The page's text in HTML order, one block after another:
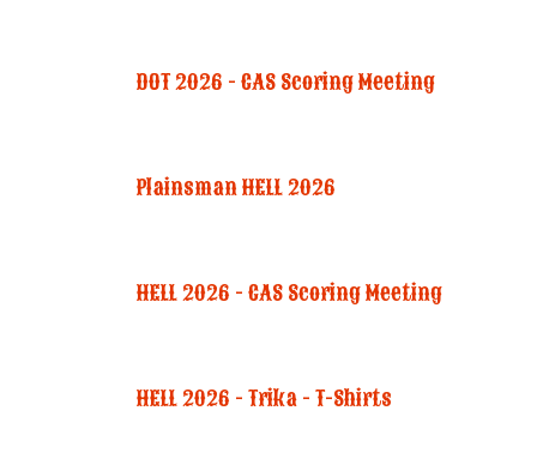
DOT 2026 - CAS Scoring Meeting
Plainsman HELL 2026
HELL 2026 - CAS Scoring Meeting
HELL 2026 - Trika - T-Shirts